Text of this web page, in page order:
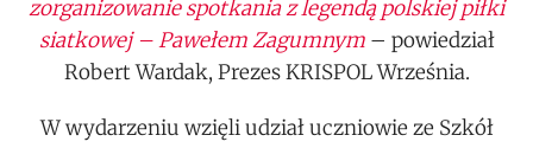
zorganizowanie spotkania z legendą polskiej piłki
siatkowej – Pawełem Zagumnym– powiedział
Robert Wardak, Prezes KRISPOL Września.
W wydarzeniu wzięli udział uczniowie ze Szkół